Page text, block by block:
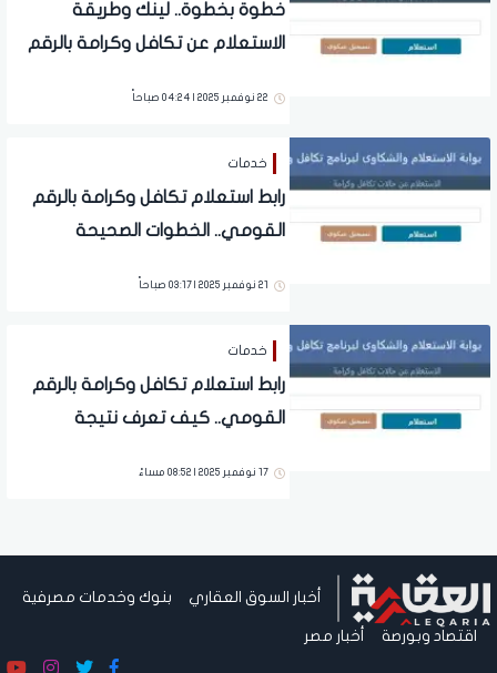
خطوة بخطوة.. لينك وطريقة
الاستعلام عن تكافل وكرامة بالرقم
22 نوفمبر 2025 | 04:24 صباحاً
خدمات
رابط استعلام تكافل وكرامة بالرقم
القومي.. الخطوات الصحيحة
21 نوفمبر 2025 | 03:17 صباحاً
خدمات
رابط استعلام تكافل وكرامة بالرقم
القومي.. كيف تعرف نتيجة
17 نوفمبر 2025 | 08:52 مساءً
أخبار السوق العقاري بنوك وخدمات مصرفية
اقتصاد وبورصة أخبار مصر